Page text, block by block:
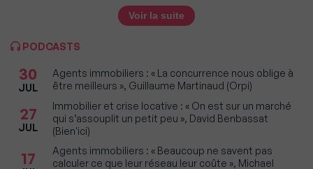
Voir la suite
PODCASTS
30
JUL
Agents immobiliers : « La concurrence nous oblige à
être meilleurs », Guillaume Martinaud (Orpi)
27
JUL
Immobilier et crise locative : « On est sur un marché
qui s’assouplit un petit peu », David Benbassat
(Bien'ici)
17
Agents immobiliers : « Beaucoup ne savent pas
calculer ce que leur réseau leur coûte », Michael